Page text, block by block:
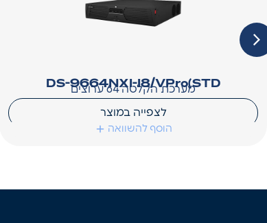
DS-9664NXI-I8/VPro(STD
מערכת הקלטה 64 ערוצים
לצפייה במוצר
הוסף להשוואה